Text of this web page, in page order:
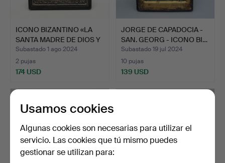
ICONO BIZANTINO «LA
SANTA MADRE DE DIOS Y
…
Subastado 1 ago 2024
2 pujas
174 USD
JORGE DE CAPADOCIA -
SAN. GEORG - ICONO BI…
Subastado 19 jul 2024
10 pujas
139 USD
Usamos cookies
Algunas cookies son necesarias para utilizar el
servicio. Las cookies que tú mismo puedes
gestionar se utilizan para: